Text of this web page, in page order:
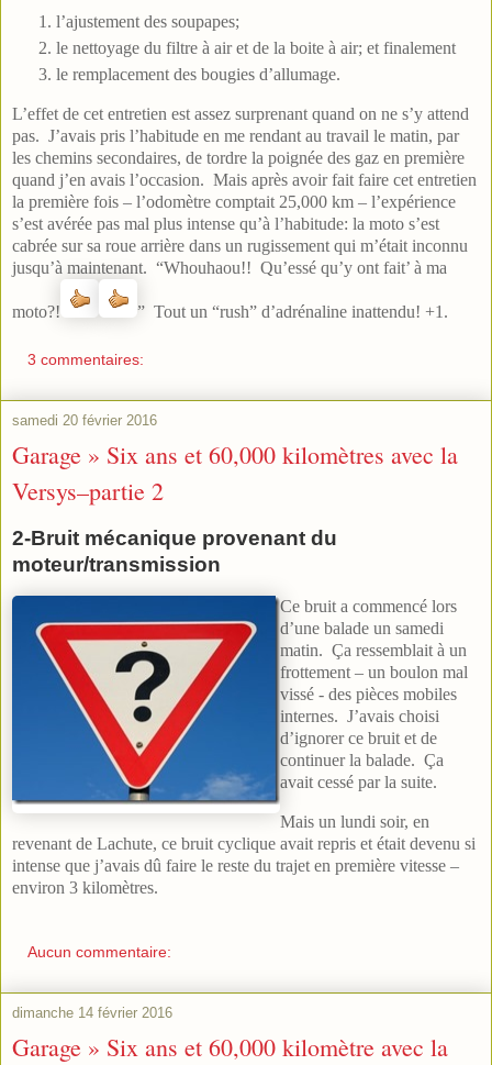
l’ajustement des soupapes;
le nettoyage du filtre à air et de la boite à air; et finalement
le remplacement des bougies d’allumage.
L’effet de cet entretien est assez surprenant quand on ne s’y attend
pas. J’avais pris l’habitude en me rendant au travail le matin, par
les chemins secondaires, de tordre la poignée des gaz en première
quand j’en avais l’occasion. Mais après avoir fait faire cet entretien
la première fois – l’odomètre comptait 25,000 km – l’expérience
s’est avérée pas mal plus intense qu’à l’habitude: la moto s’est
cabrée sur sa roue arrière dans un rugissement qui m’était inconnu
jusqu’à maintenant. “Whouhaou!! Qu’essé qu’y ont fait’ à ma
moto?! ” Tout un “rush” d’adrénaline inattendu! +1.
3 commentaires:
samedi 20 février 2016
Garage » Six ans et 60,000 kilomètres avec la
Versys–partie 2
2-Bruit mécanique provenant du
moteur/transmission
Ce bruit a commencé lors
d’une balade un samedi
matin. Ça ressemblait à un
frottement – un boulon mal
vissé - des pièces mobiles
internes. J’avais choisi
d’ignorer ce bruit et de
continuer la balade. Ça
avait cessé par la suite.
Mais un lundi soir, en
revenant de Lachute, ce bruit cyclique avait repris et était devenu si
intense que j’avais dû faire le reste du trajet en première vitesse –
environ 3 kilomètres.
Aucun commentaire:
dimanche 14 février 2016
Garage » Six ans et 60,000 kilomètre avec la